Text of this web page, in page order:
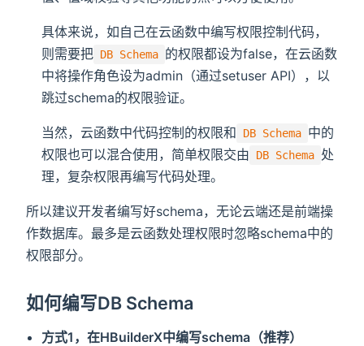
具体来说，如自己在云函数中编写权限控制代码，
则需要把 DB Schema 的权限都设为false，在云函数
中将操作角色设为admin（通过setuser API），以
跳过schema的权限验证。
当然，云函数中代码控制的权限和 DB Schema 中的
权限也可以混合使用，简单权限交由
DB Schema 处
理，复杂权限再编写代码处理。
所以建议开发者编写好schema，无论云端还是前端操
作数据库。最多是云函数处理权限时忽略schema中的
权限部分。
如何编写DB Schema
方式1，在HBuilderX中编写schema（推荐）